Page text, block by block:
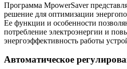
Программа MpowerSaver
решение для оптимизации
Ее функции и особенности
потребление электроэнергии и
энергоэффективность работы
Автоматическое